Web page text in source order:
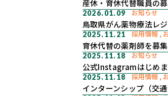
産休・育休代替職員の
2026.01.09 お知らせ
鳥取県がん薬物療法レ
2025.11.21 採用情報
育休代替の薬剤師を募集
2025.11.18 お知らせ
公式Instagramはじめま
2025.11.18 採用情報
インターンシップ（交